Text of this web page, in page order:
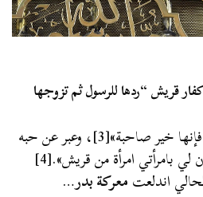
قريش “ردها للرسول ثم تزوجها
…بقوله «لا أفارق صاحبتي، فإنها خير صاحبة»[3]، وعبر عن حبه
الصريح لها بقوله «ما أحب أن لي بامرأتي امرأة من قريش».[4]
اندلعتمعركة بدر…